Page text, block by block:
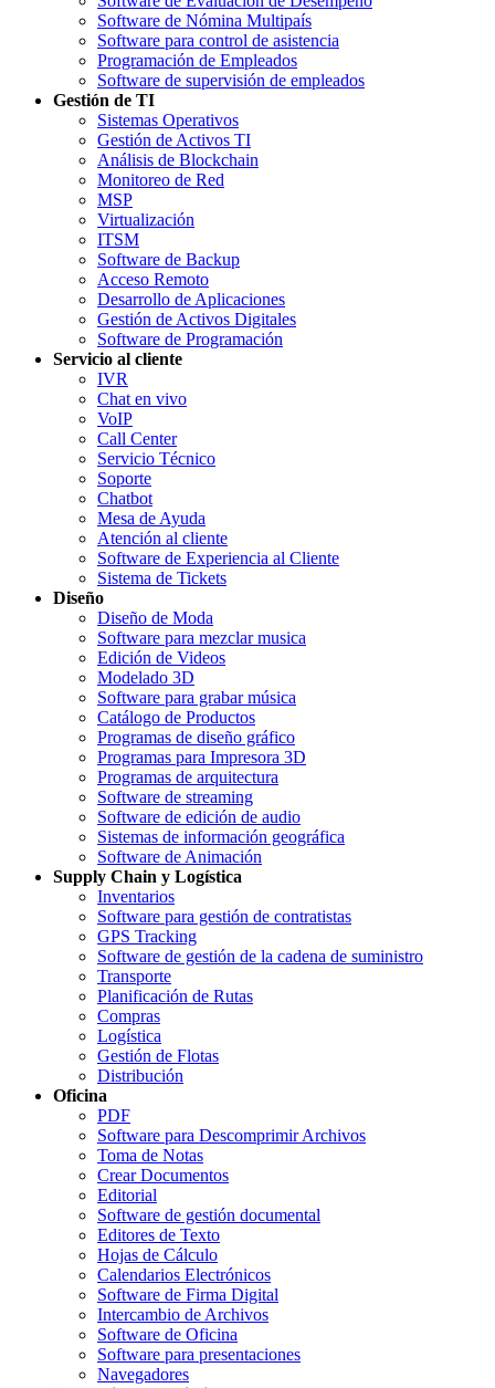
Software de Nómina Multipaís
Software para control de asistencia
Programación de Empleados
Software de supervisión de empleados
Gestión de TI
Sistemas Operativos
Gestión de Activos TI
Análisis de Blockchain
Monitoreo de Red
MSP
Virtualización
ITSM
Software de Backup
Acceso Remoto
Desarrollo de Aplicaciones
Gestión de Activos Digitales
Software de Programación
Servicio al cliente
IVR
Chat en vivo
VoIP
Call Center
Servicio Técnico
Soporte
Chatbot
Mesa de Ayuda
Atención al cliente
Software de Experiencia al Cliente
Sistema de Tickets
Diseño
Diseño de Moda
Software para mezclar musica
Edición de Videos
Modelado 3D
Software para grabar música
Catálogo de Productos
Programas de diseño gráfico
Programas para Impresora 3D
Programas de arquitectura
Software de streaming
Software de edición de audio
Sistemas de información geográfica
Software de Animación
Supply Chain y Logística
Inventarios
Software para gestión de contratistas
GPS Tracking
Software de gestión de la cadena de suministro
Transporte
Planificación de Rutas
Compras
Logística
Gestión de Flotas
Distribución
Oficina
PDF
Software para Descomprimir Archivos
Toma de Notas
Crear Documentos
Editorial
Software de gestión documental
Editores de Texto
Hojas de Cálculo
Calendarios Electrónicos
Software de Firma Digital
Intercambio de Archivos
Software de Oficina
Software para presentaciones
Navegadores